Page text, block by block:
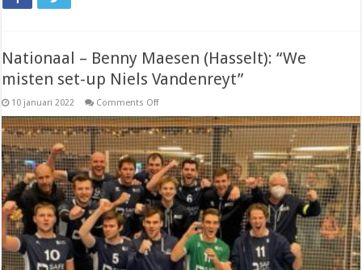
Nationaal – Benny Maesen (Hasselt): “We
misten set-up Niels Vandenreyt”
10 januari 2022 Comments Offon
–
Benny
Maesen
(Hasselt):
“We
misten
set-
up
Niels
Vandenreyt”